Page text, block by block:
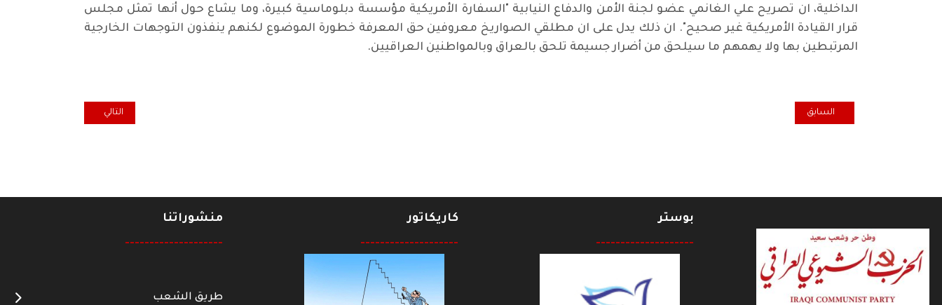
الداخلية، ان تصريح علي الغانمي عضو لجنة الأمن والدفاع النيابية "السفارة الأمريكية مؤسسة دبلوماسية كبيرة، وما يشاع حول أنها تمثل مجلس
قرار القيادة الأمريكية غير صحيح". ان ذلك يدل على ان مطلقي الصواريخ معروفين حق المعرفة خطورة الموضوع لكنهم ينفذون التوجهات الخارجية
المرتبطين بها ولا يهمهم ما سيلحق من أضرار جسيمة تلحق بالعراق وبالمواطنين العراقيين.
المقال السابق: العولمة الرأسمالية والكفاح الوطني الديمقراطي
السابق المقال التالي: عن الحلول "
التالي
بوستر
--------------------
كاريكاتور
--------------------
منشوراتنا
--------------------
طريق الشعب